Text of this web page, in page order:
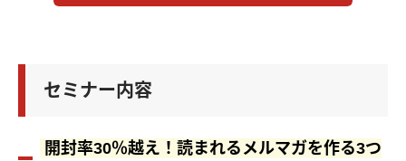
セミナー内容
開封率30％越え！読まれるメルマガを作る3つ